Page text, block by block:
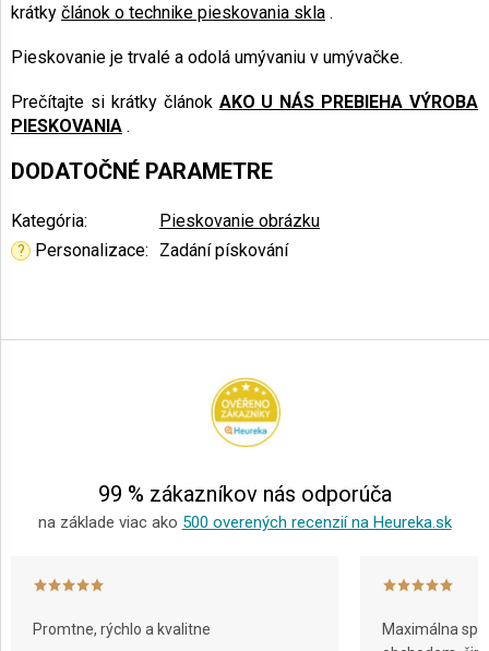
krátky článok o technike pieskovania skla .
Pieskovanie je trvalé a odolá umývaniu v umývačke.
Prečítajte si krátky článok AKO U NÁS PREBIEHA VÝROBA
PIESKOVANIA .
DODATOČNÉ PARAMETRE
Kategória: Pieskovanie obrázku
? Personalizace: Zadání pískování
á
99 % zákazníkov nás odporúča
na základe viac ako 500 overených recenzií na Heureka.sk
Promtne, rýchlo a kvalitne
Maximálna